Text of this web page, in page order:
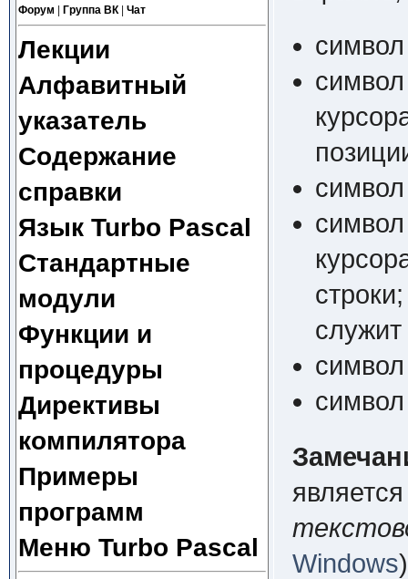
Форум Группа ВК| Чат
Лекции
Алфавитный
указатель
Содержание
справки
Язык Turbo Pascal
Стандартные
модули
Функции и
процедуры
Директивы
компилятора
Примеры
программ
Меню Turbo Pascal
символ
Windows